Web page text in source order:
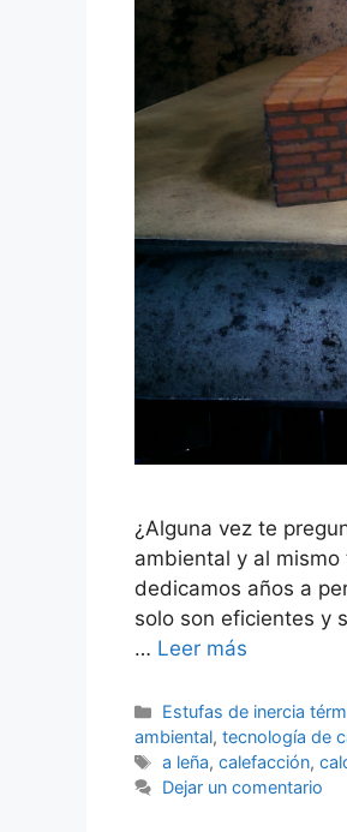
¿Alguna vez te
ambiental y al
dedicamos años a
solo son eficientes y
… Leer más
Estufas de inercia
ambiental, tecnología de
a leña,calefacción,
Dejar un comentario